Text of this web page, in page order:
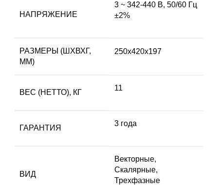
НАПРЯЖЕНИЕ
3 ~ 342-440 В, 50/60 Гц
±2%
РАЗМЕРЫ (ШХВХГ,
ММ)
250x420x197
ВЕС (НЕТТО), КГ
11
ГАРАНТИЯ
3 года
ВИД
Векторные,
Скалярные,
Трехфазные